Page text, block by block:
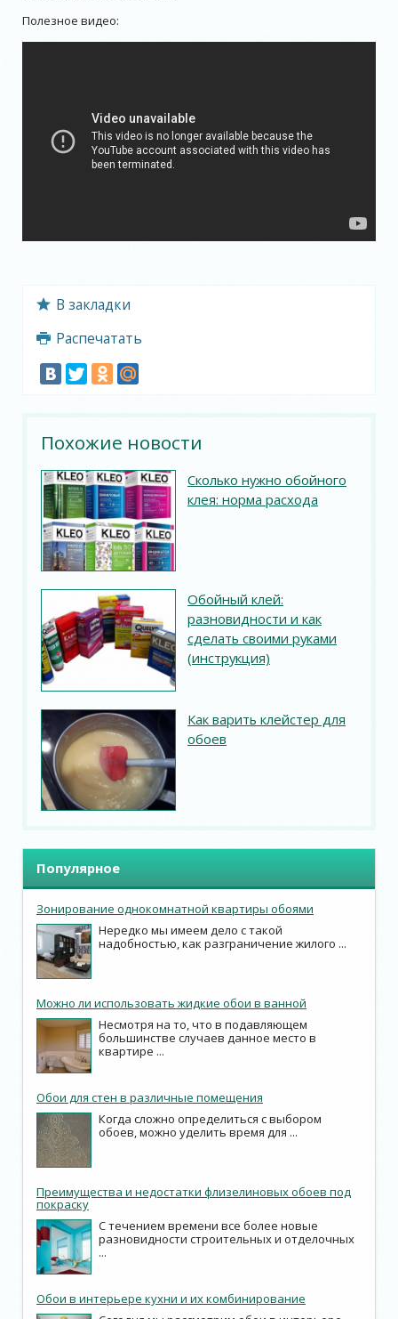
Полезное видео:
В закладки
Распечатать
Похожие новости
Сколько нужно обойного
клея: норма расхода
Обойный клей:
разновидности и как
сделать своими руками
(инструкция)
Как варить клейстер для
обоев
Популярное
Зонирование однокомнатной квартиры обоями
Нередко мы имеем дело с такой
надобностью, как разграничение жилого ...
Можно ли использовать жидкие обои в ванной
Несмотря на то, что в подавляющем
большинстве случаев данное место в
квартире ...
Обои для стен в различные помещения
Когда сложно определиться с выбором
обоев, можно уделить время для ...
Преимущества и недостатки флизелиновых обоев под
покраску
С течением времени все более новые
разновидности строительных и отделочных
...
Обои в интерьере кухни и их комбинирование